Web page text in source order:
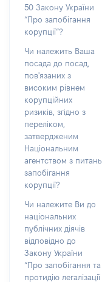
50 Закону України
“Про запобігання
корупції”?
Чи належить Ваша
посада до посад,
пов'язаних з
високим рівнем
корупційних
ризиків, згідно з
переліком,
затвердженим
Національним
агентством з питань
запобігання
корупції?
Чи належите Ви до
національних
публічних діячів
відповідно до
Закону України
“Про запобігання та
протидію легалізації